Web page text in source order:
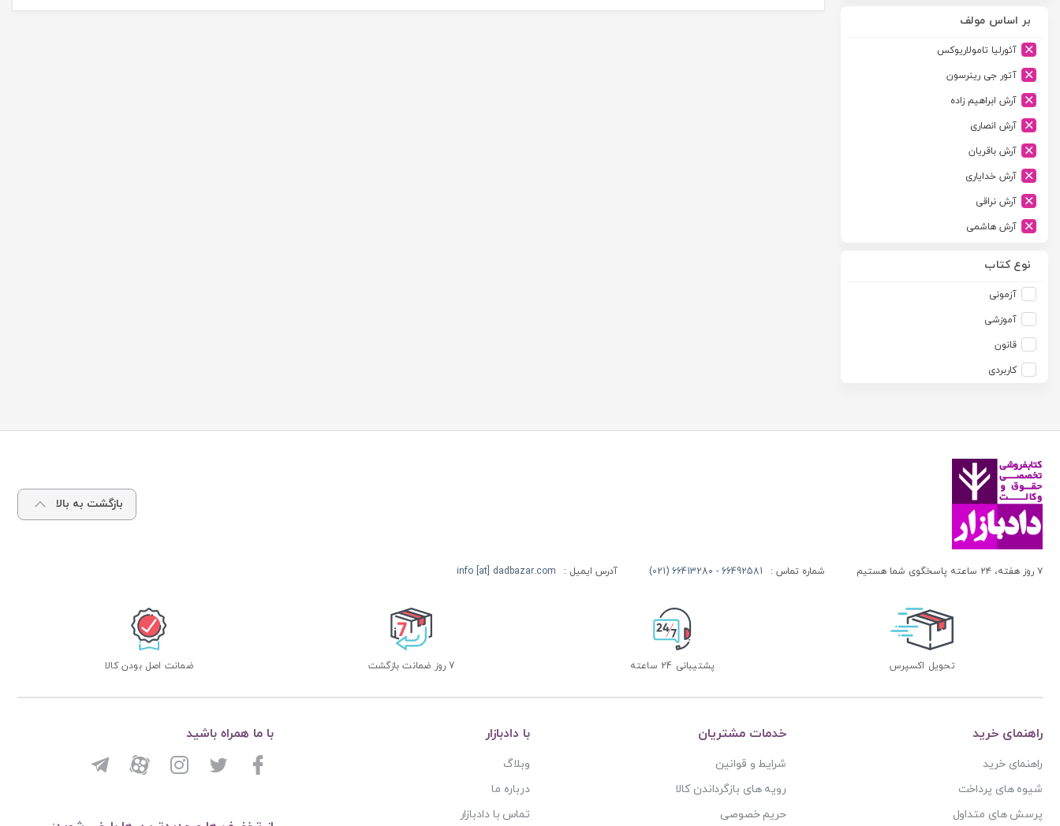
آیدین
ارجمند
ارسطو
ارشد
اسلامیه
اشکان
اطلاعات
امجد
امید انقلاب
اندیشه های حقوقی
بنگاه ترجمه و نشر کتاب پارسه
بهتاب
بهنامی
پژوهشگاه علوم و فرهنگ اسلامی
پژوهشگاه فرهنگ و اندیشه اسلامی
پیام غدیر
پیام نور
بر اساس مولف
آئورلیا تامولاریوکس
آتور جی رینرسون
آرش ابراهیم زاده
آرش انصاری
آرش باقریان
آرش خدایاری
آرش نراقی
آرش هاشمی
آزاده صادقی
آزیتا قربانی رحیم
آلبرت ون دایسی
آلن ردفرن
آمنه خدادادی
آنتونیو کاسسه
آندره لگراند
آندره مارمور
آیت الله العظمی سید ابوالقاسم خوئی
آیت الله سید ابوالقاسم موسوی خوئی
نوع کتاب
آزمونی
آموزشی
قانون
کاربردی
بازگشت به بالا
۷ روز هفته، ۲۴ ساعته پاسخگوی شما هستیم شماره تماس : 66492581 - 66413280 (021) آدرس ایمیل : info [at] dadbazar.com
تحویل اکسپرس پشتیبانی 24 ساعته 7 روز ضمانت بازگشت ضمانت اصل بودن کالا
راهنمای خرید
راهنمای خرید
شیوه های پرداخت
پرسش های متداول
خدمات مشتریان
شرایط و قوانین
رویه های بازگرداندن کالا
حریم خصوصی
با دادبازار
وبلاگ
درباره ما
تماس با دادبازار
با ما همراه باشید